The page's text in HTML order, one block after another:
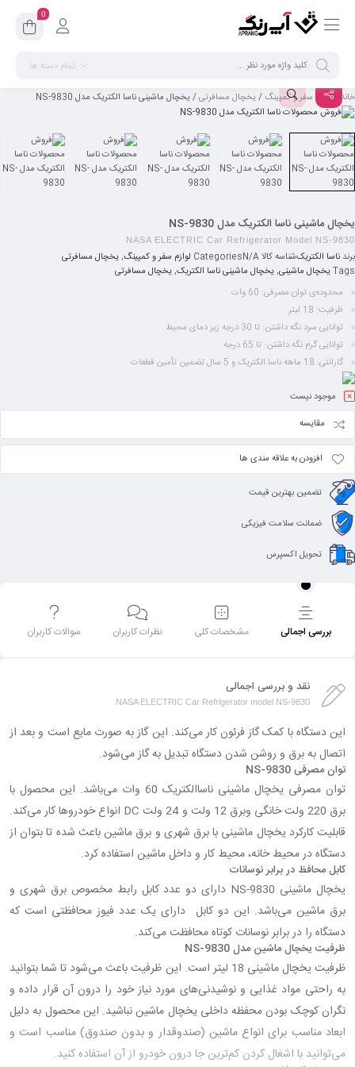
0
تمام دسته ها
خانه /لوازم سفر و کمپینگ/یخچال مسافرتی/ یخچال ماشینی ناسا الکتریک مدل NS-9830
یخچال ماشینی ناسا الکتریک مدل NS-9830
NASA ELECTRIC Car Refrigerator Model NS-9830
برند ناسا الکتریکشناسه کالاN/A
Categories لوازم سفر و کمپینگ,یخچال مسافرتی
Tagsیخچال ماشینی,یخچال ماشینی ناسا الکتریک,یخچال مسافرتی
محدوده‌ی توان مصرفی: 60 وات
ظرفیت: 18 لیتر
توانایی سرد نگه داشتن: تا 30 درجه زیر دمای محیط
توانایی گرم نگه داشتن: تا 65 درجه
گارانتی: 18 ماهه ناسا الکتریک و 5 سال تضمین تأمین قطعات
موجود نیست
مقایسه
افزودن به علاقه مندی ها
تضمین بهترین قیمت
ضمانت سلامت فیزیکی
تحویل اکسپرس
بررسی اجمالی مشخصات کلی نظرات کاربران سوالات کاربران
نقد و بررسی اجمالی
NASA ELECTRIC Car Refrigerator model NS-9830
این دستگاه با کمک گاز فرئون کار می‌کند. این گاز به صورت مایع است و بعد از
اتصال به برق و روشن شدن دستگاه تبدیل به گاز می‌شود.
توان مصرفیNS-9830
توان مصرفی یخچال ماشینی ناساالکتریک 60 وات می‌باشد. این محصول با
برق 220 ولت خانگی وبرق 12 ولت و 24 ولت
DC انواع خودروها کار می‌کند.
قابلیت کارکرد یخچال ماشینی با برق شهری و برق ماشین باعث شده تا بتوان از
دستگاه در محیط خانه، محیط کار و داخل ماشین استفاده کرد.
کابل محافظ در برابر نوسانات
یخچال ماشینی 9830 NS- دارای دو عدد کابل رابط مخصوص برق شهری و
برق ماشین می‌باشد. این دو کابل دارای یک عدد فیوز محافظتی است که
دستگاه را در برابر نوسانات کوتاه محافظت می‌کند.
ظرفیت یخچال ماشین مدل 9830 NS-
ظرفیت یخچال ماشینی 18 لیتر است. این ظرفیت باعث می‌شود تا شما بتوانید
به راحتی مواد غذایی و نوشیدنی‌های مورد نیاز خود را درون آن قرار داده و
نگران کوچک بودن محفظه داخلی یخچال ماشین نباشید. این محصول به دلیل
ابعاد مناسب برای انواع ماشین (صندوقدار و بدون صندوق) مناسب است و
می‌توانید با اشغال کردن کم‌ترین جا درون خودرو از آن استفاده کنید.